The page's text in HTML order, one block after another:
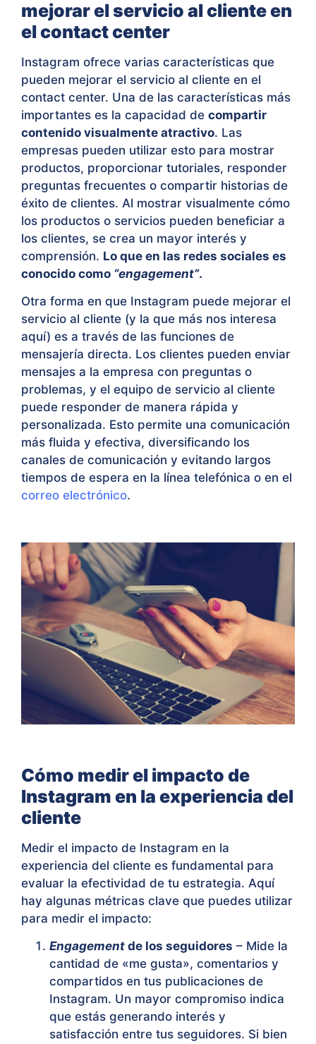
mejorar el servicio al cliente en
el contact center
Instagram ofrece varias características que
pueden mejorar el servicio al cliente en el
contact center. Una de las características más
importantes es la capacidad de compartir
contenido visualmente atractivo. Las
empresas pueden utilizar esto para mostrar
productos, proporcionar tutoriales, responder
preguntas frecuentes o compartir historias de
éxito de clientes. Al mostrar visualmente cómo
los productos o servicios pueden beneficiar a
los clientes, se crea un mayor interés y
comprensión. Lo que en las redes sociales es
conocido como “engagement”.
Otra forma en que Instagram puede mejorar el
servicio al cliente (y la que más nos interesa
aquí) es a través de las funciones de
mensajería directa. Los clientes pueden enviar
mensajes a la empresa con preguntas o
problemas, y el equipo de servicio al cliente
puede responder de manera rápida y
personalizada. Esto permite una comunicación
más fluida y efectiva, diversificando los
canales de comunicación y evitando largos
tiempos de espera en la línea telefónica o en el
correo electrónico.
Cómo medir el impacto de
Instagram en la experiencia del
cliente
Medir el impacto de Instagram en la
experiencia del cliente es fundamental para
evaluar la efectividad de tu estrategia. Aquí
hay algunas métricas clave que puedes utilizar
para medir el impacto:
Engagement de los seguidores – Mide la
cantidad de «me gusta», comentarios y
compartidos en tus publicaciones de
Instagram. Un mayor compromiso indica
que estás generando interés y
satisfacción entre tus seguidores. Si bien